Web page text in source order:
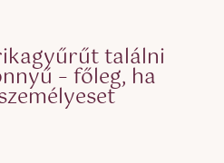
találni
– főleg, ha